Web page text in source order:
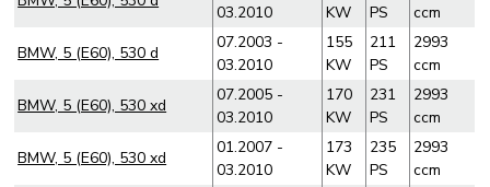
03.2010
KW
PS
ccm
BMW, 5 (E60), 530 d
07.2003 -
03.2010
155
KW
211
PS
2993
ccm
BMW, 5 (E60), 530 xd
07.2005 -
03.2010
170
KW
231
PS
2993
ccm
BMW, 5 (E60), 530 xd
01.2007 -
03.2010
173
KW
235
PS
2993
ccm